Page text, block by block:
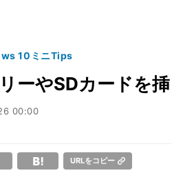
10ミニTips
ーやSDカードを
00:00
URLをコピー